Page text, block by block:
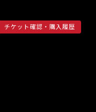
チケット確認・購入履歴